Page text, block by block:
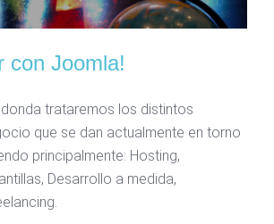
con Joomla!
trataremos los distintos
que se dan actualmente en torno
principalmente: Hosting,
Desarrollo a medida,